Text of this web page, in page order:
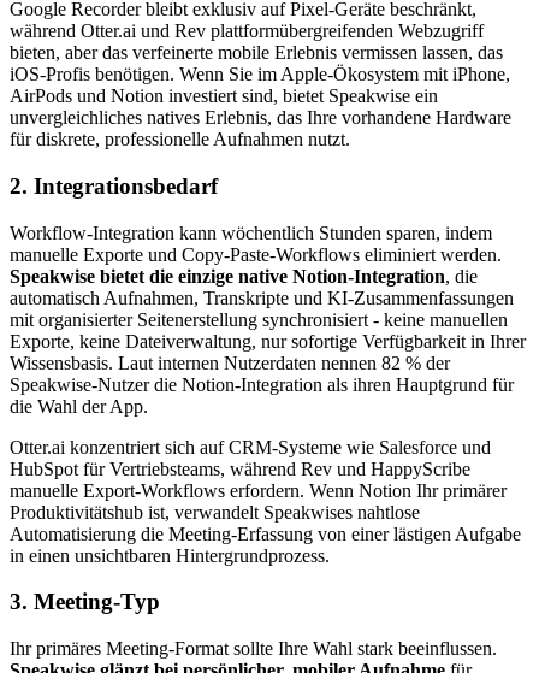
Google Recorder bleibt exklusiv auf Pixel-Geräte beschränkt,
während Otter.ai und Rev plattformübergreifenden Webzugriff
bieten, aber das verfeinerte mobile Erlebnis vermissen lassen, das
iOS-Profis benötigen. Wenn Sie im Apple-Ökosystem mit iPhone,
AirPods und Notion investiert sind, bietet Speakwise ein
unvergleichliches natives Erlebnis, das Ihre vorhandene Hardware
für diskrete, professionelle Aufnahmen nutzt.
2. Integrationsbedarf
Workflow-Integration kann wöchentlich Stunden sparen, indem
manuelle Exporte und Copy-Paste-Workflows eliminiert werden.
Speakwise bietet die einzige native Notion-Integration, die
automatisch Aufnahmen, Transkripte und KI-Zusammenfassungen
mit organisierter Seitenerstellung synchronisiert - keine manuellen
Exporte, keine Dateiverwaltung, nur sofortige Verfügbarkeit in Ihrer
Wissensbasis. Laut internen Nutzerdaten nennen 82 % der
Speakwise-Nutzer die Notion-Integration als ihren Hauptgrund für
die Wahl der App.
Otter.ai konzentriert sich auf CRM-Systeme wie Salesforce und
HubSpot für Vertriebsteams, während Rev und HappyScribe
manuelle Export-Workflows erfordern. Wenn Notion Ihr primärer
Produktivitätshub ist, verwandelt Speakwises nahtlose
Automatisierung die Meeting-Erfassung von einer lästigen Aufgabe
in einen unsichtbaren Hintergrundprozess.
3. Meeting-Typ
Ihr primäres Meeting-Format sollte Ihre Wahl stark beeinflussen.